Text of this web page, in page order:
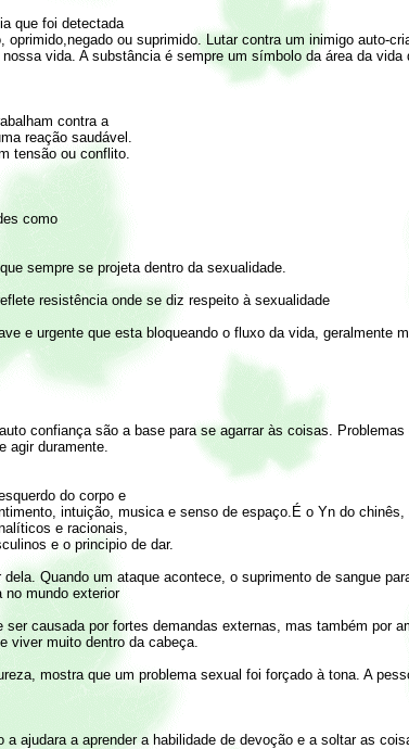
que foi detectada
ou suprimido. Lutar contra um inimigo auto-
vida. A substância é sempre um símbolo da área da
contra a
reação saudável.
tensão ou conflito.
como
sempre se projeta dentro da sexualidade.
resistência onde se diz respeito à sexualidade
e urgente que esta bloqueando o fluxo da vida, geralmente
confiança são a base para se agarrar às coisas.
agir duramente.
do corpo e
intuição, musica e senso de espaço.É o Yn do
e racionais,
e o principio de dar.
Quando um ataque acontece, o suprimento de sangue
no mundo exterior
causada por fortes demandas externas, mas também por
viver muito dentro da cabeça.
mostra que um problema sexual foi forçado à tona. A
ajudara a aprender a habilidade de devoção e a soltar as